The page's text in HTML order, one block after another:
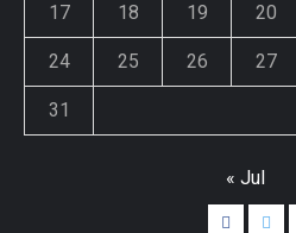
17 18 19 20
24 25 26 27
31
« Jul